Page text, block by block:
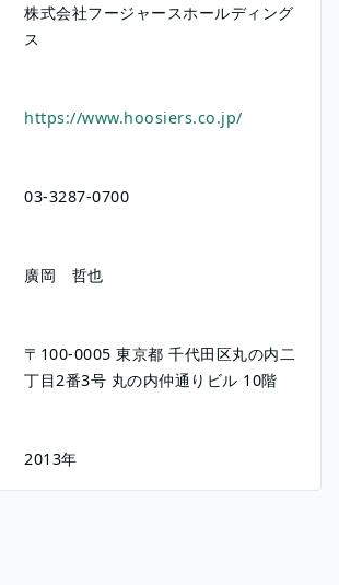
株式会社フージャースホールディング
ス
https://www.hoosiers.co.jp/
03-3287-0700
廣岡 哲也
〒100-0005東京都千代田区丸の内二
丁目2番3号 丸の内仲通りビル 10階
2013年